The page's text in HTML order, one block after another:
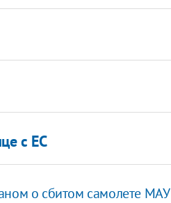
с ЕС
о сбитом самолете МАУ